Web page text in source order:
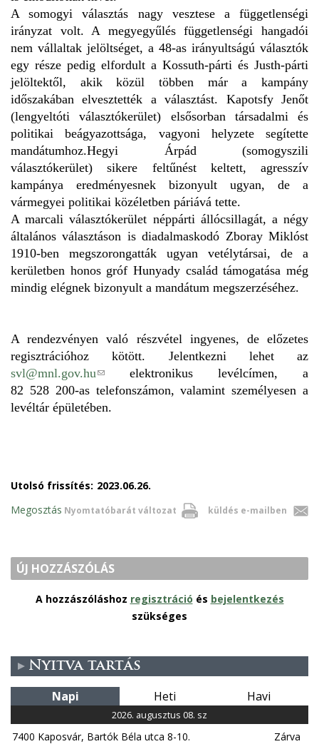
A somogyi választás nagy vesztese a függetlenségi
irányzat volt. A megyegyűlés függetlenségi hangadói
nem vállaltak jelöltséget, a 48-as irányultságú választók
egy része pedig elfordult a Kossuth-párti és Justh-párti
jelöltektől, akik közül többen már a kampány
időszakában elvesztették a választást. Kapotsfy Jenőt
(lengyeltóti választókerület) elsősorban társadalmi és
politikai beágyazottsága, vagyoni helyzete segítette
mandátumhoz.Hegyi Árpád (somogyszili
választókerület) sikere feltűnést keltett, agresszív
kampánya eredményesnek bizonyult ugyan, de a
vármegyei politikai közéletben páriává tette.
A marcali választókerület néppárti állócsillagát, a négy
általános választáson is diadalmaskodó Zboray Miklóst
1910-ben megszorongatták ugyan vetélytársai, de a
kerületben honos gróf Hunyady család támogatása még
mindig elégnek bizonyult a mandátum megszerzéséhez.
A rendezvényen való részvétel ingyenes, de előzetes
regisztrációhoz kötött. Jelentkezni lehet az
svl@mnl.gov.hu(
l
i
n
d
-
m
a
elektronikus levélcímen, a
82 528 200-as telefonszámon, valamint személyesen a
levéltár épületében.
Utolsó frissítés: 2023.06.26.
Nyomtatóbarát változat küldés e-mailben
Megosztás
ÚJ HOZZÁSZÓLÁS
A hozzászóláshoz regisztráció és bejelentkezés
szükséges
Nyitva tartás
Napi Heti Havi
2026. augusztus 08. sz
7400 Kaposvár, Bartók Béla utca 8-10. Zárva